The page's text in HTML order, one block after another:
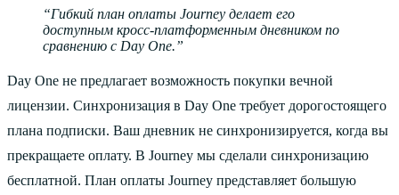
Гибкий план оплаты Journey делает его
доступным кросс-платформенным дневником по
сравнению с Day One.
Day One не предлагает возможность покупки вечной
лицензии. Синхронизация в Day One требует дорогостоящего
плана подписки. Ваш дневник не синхронизируется, когда вы
прекращаете оплату. В Journey мы сделали синхронизацию
бесплатной. План оплаты Journey представляет большую